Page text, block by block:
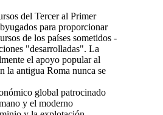
del Tercer al Primer
para proporcionar
de los países sometidos -
"desarrolladas". La
el apoyo popular al
la antigua Roma nunca se
global patrocinado
y el moderno